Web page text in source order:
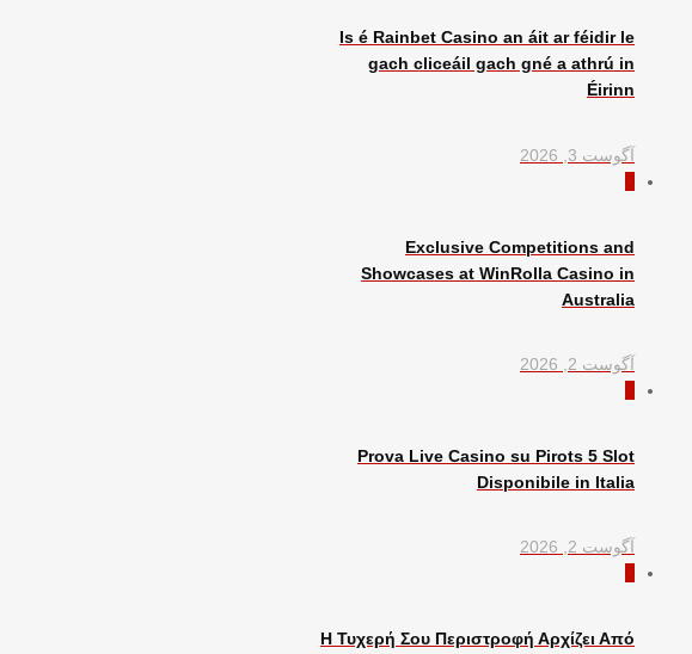
Is é Rainbet Casino an áit ar féidir le
gach cliceáil gach gné a athrú in
Éirinn
آگوست 3, 2026
Exclusive Competitions and
Showcases at WinRolla Casino in
Australia
آگوست 2, 2026
Prova Live Casino su Pirots 5 Slot
Disponibile in Italia
آگوست 2, 2026
Η Τυχερή Σου Περιστροφή Αρχίζει Από